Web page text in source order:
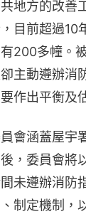
地方的改善
目前超過10
200多幢。
主動遵辦消
作出平衡及
會涵蓋屋宇
，委員會將
未遵辦消防
制定機制，